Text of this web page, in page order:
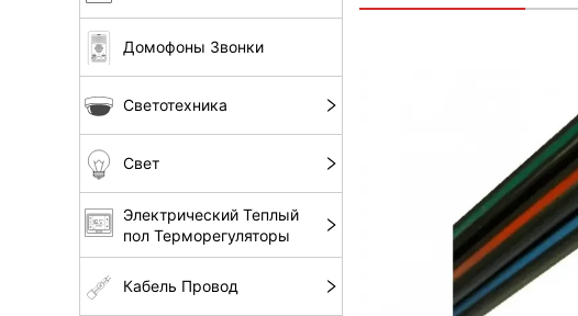
Домофоны Звонки
Светотехника
Свет
Электрический Теплый
пол Терморегуляторы
Кабель Провод